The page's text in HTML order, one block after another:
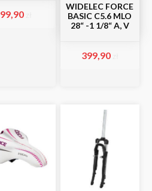
99,90
WIDELEC FORCE
BASIC C5.6 MLO
28“ -1 1/8“ A, V
399,90